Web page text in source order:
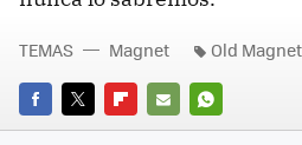
FACEBOOK
TWITTERFLIPBOARD
E-
WHATSAPP
TEMAS Magnet Old Magnet